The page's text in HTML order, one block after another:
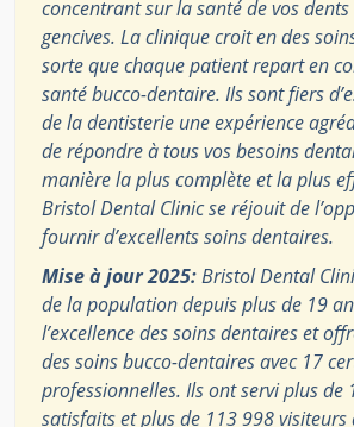
concentrant sur la santé de vos dents
gencives. La clinique croit en des
sorte que chaque patient repart en
santé bucco-dentaire. Ils sont fiers
de la dentisterie une expérience
de répondre à tous vos besoins
manière la plus complète et la plus
Bristol Dental Clinic se réjouit de
fournir d’excellents soins dentaires.
Mise à jour 2025:Bristol Dental
de la population depuis plus de 19
l’excellence des soins dentaires et
des soins bucco-dentaires avec 17
professionnelles. Ils ont servi plus de
satisfaits et plus de 113 998